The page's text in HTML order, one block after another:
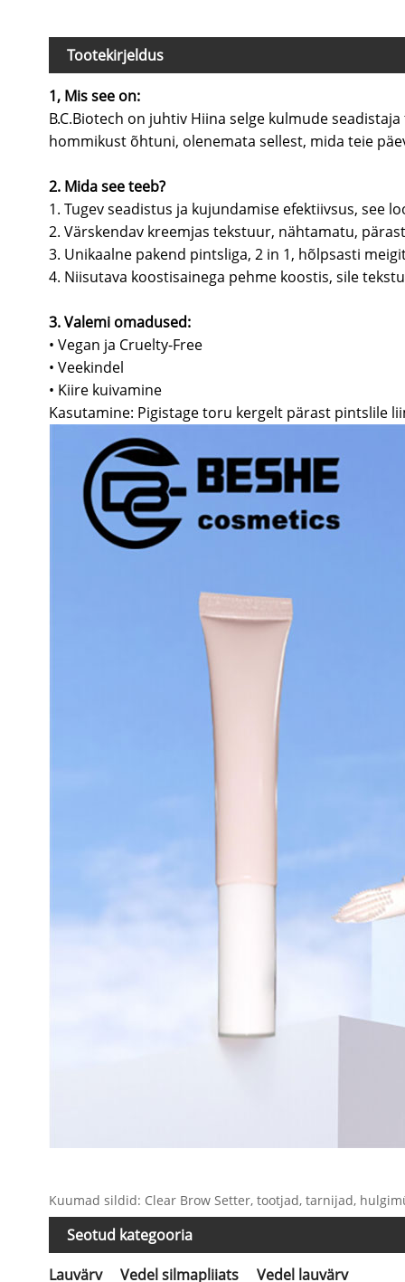
Tootekirjeldus
1, Mis see on:
B.C.Biotech on juhtiv Hiina selge kulmude
hommikust õhtuni, olenemata sellest, mida teie
2. Mida see teeb?
1. Tugev seadistus ja kujundamise efektiivsus, see
2. Värskendav kreemjas tekstuur, nähtamatu,
3. Unikaalne pakend pintsliga, 2 in
4. Niisutava koostisainega pehme koostis, sile
3. Valemi omadused:
• Vegan ja Cruelty-Free
• Veekindel
• Kiire kuivamine
Kasutamine: Pigistage toru kergelt pärast pintslile
Kuumad sildid: Clear Brow Setter, tootjad, tarnijad,
Seotud kategooria
Lauvärv Vedel silmapliiats Vedel lauvärv